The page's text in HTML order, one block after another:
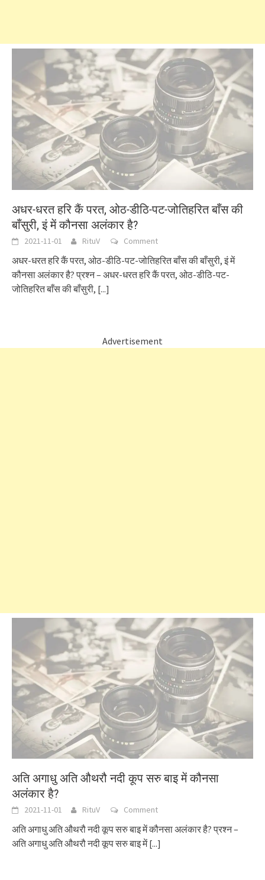
अधर-धरत हरि कैं परत, ओठ-डीठि-पट-जोतिहरित बाँस की
बाँसुरी, इं में कौनसा अलंकार है?
2021-11-01 RituV Comment
अधर-धरत हरि कैं परत, ओठ-डीठि-पट-जोतिहरित बाँस की बाँसुरी, इं में
कौनसा अलंकार है? प्रश्न – अधर-धरत हरि कैं परत, ओठ-डीठि-पट-
जोतिहरित बाँस की बाँसुरी, [...]
Advertisement
अति अगाधु अति औथरौ नदी कूप सरु बाइ में कौनसा
अलंकार है?
2021-11-01 RituV Comment
अति अगाधु अति औथरौ नदी कूप सरु बाइ में कौनसा अलंकार है? प्रश्न –
अति अगाधु अति औथरौ नदी कूप सरु बाइ में[...]